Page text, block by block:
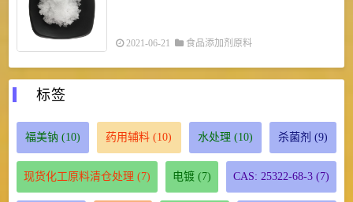
2021-06-21 食品添加剂原料
标签
福美钠 (10) 药用辅料 (10) 水处理 (10) 杀菌剂 (9)
现货化工原料清仓处理 (7) 电镀 (7) CAS: 25322-68-3 (7)